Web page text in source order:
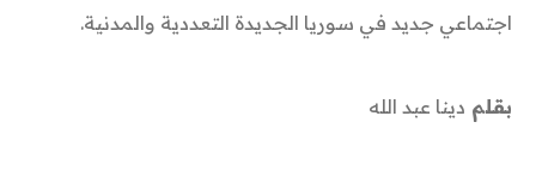
اجتماعي جديد في سوريا الجديدة التعددية والمدنية.
بقلم دينا عبد الله